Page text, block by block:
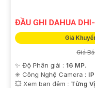
ĐẦU GHI DAHUA
Giá
Giá
✨ Độ Phân giải : 16 MP.
✳️ Công Nghệ Camera :
💥 Xem ban đêm : Từng